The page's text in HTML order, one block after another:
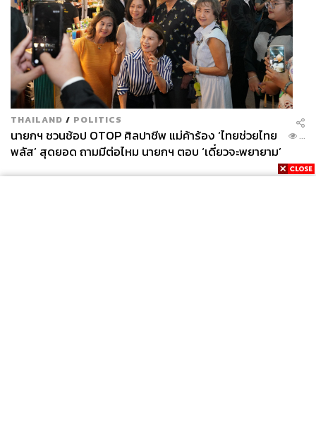
เมธา พันธุ์วราทร
เจ้าของนามปากกา ‘ลูกแม่กิ่ง’ คอลัมนิสต์ที่เล่า
เรื่องกีฬาให้คนนำไปปรับใช้ในชีวิต ซึ่งจะ
ทำให้ได้รับแรงบันดาลใจจากกีฬาที่คุณชื่น
ชอบ ในคอลัมน์ ‘Goal of Life’
THAILAND / POLITICS
นายกฯ ชวนช้อป OTOP ศิลปาชีพ แม่ค้าร้อง ‘ไทยช่วยไทย
พลัส’ สุดยอด ถามมีต่อไหม นายกฯ ตอบ ‘เดี๋ยวจะพยายาม’
...